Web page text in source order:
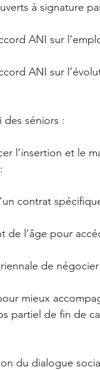
à signature
ANI sur
ANI sur
des séniors :
l’insertion et le
contrat
de l’âge pour
de
mieux
partiel de fin de
du dialogue